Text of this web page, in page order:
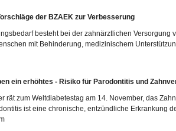
der BZAEK zur Verbesserung
besteht bei der zahnärztlichen Versorgung
mit Behinderung, medizinischem
ein erhöhtes - Risiko für Parodontitis und
rät zum Weltdiabetestag am 14. November, das
ist eine chronische, entzündliche Erkrankung